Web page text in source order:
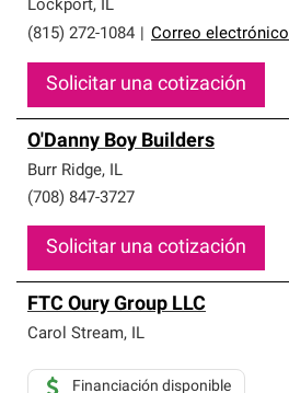
Lockport, IL
(815) 272-1084
Correo electrónico
Solicitar una cotización
O'Danny Boy Builders
Burr Ridge, IL
(708) 847-3727
Solicitar una cotización
FTC Oury Group LLC
Carol Stream, IL
Financiación disponible